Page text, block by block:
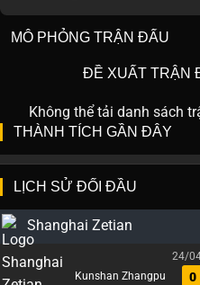
MÔ PHỎNG TRẬN ĐẤU
ĐỀ XUẤT TRẬN
Không thể tải danh sách
THÀNH TÍCH GẦN ĐÂY
LỊCH SỬ ĐỐI ĐẦU
Shanghai Zetian
24/
Kunshan Zhangpu
0